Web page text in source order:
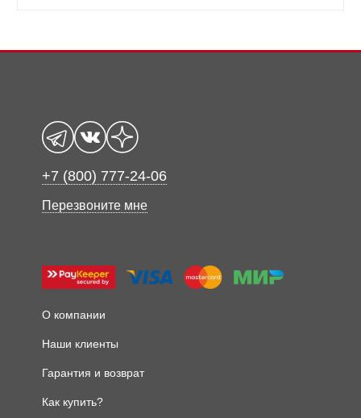
+7 (800) 777-24-06
Перезвоните мне
О компании
Наши клиенты
Гарантия и возврат
Как купить?